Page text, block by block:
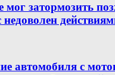
мог затормозить
автомобиля с